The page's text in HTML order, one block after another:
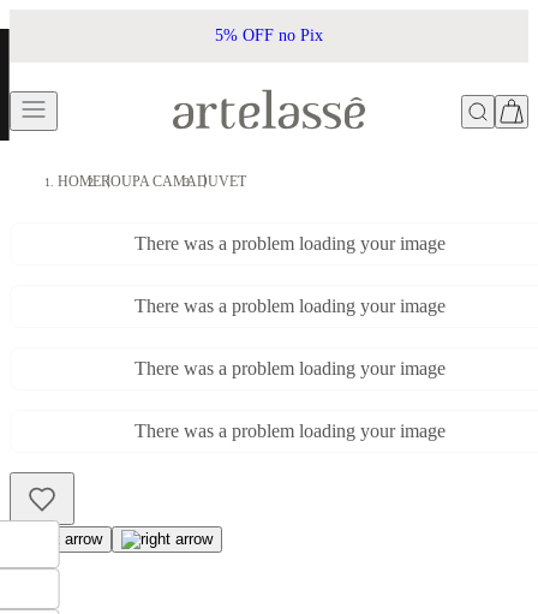
5% OFF no Pix
HOMEROUPA CAMADUVET
There was a problem loading your image
There was a problem loading your image
There was a problem loading your image
There was a problem loading your image